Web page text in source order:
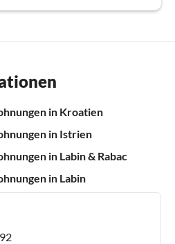
in Kroatien
in Istrien
in Labin & Rabac
in Labin